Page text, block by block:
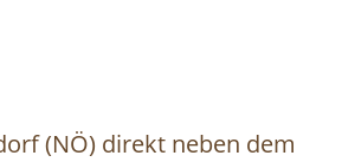
(NÖ) direkt neben dem